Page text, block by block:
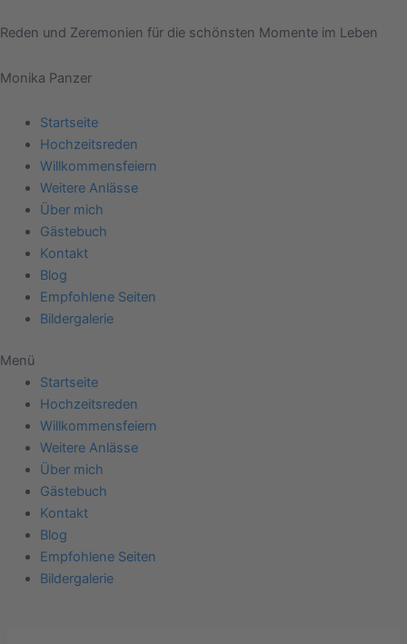
Inhalt
Reden und Zeremonien für die schönsten Momente im Leben
Monika Panzer
Startseite
Hochzeitsreden
Willkommensfeiern
Weitere Anlässe
Über mich
Gästebuch
Kontakt
Blog
Empfohlene Seiten
Bildergalerie
Menü
Startseite
Hochzeitsreden
Willkommensfeiern
Weitere Anlässe
Über mich
Gästebuch
Kontakt
Blog
Empfohlene Seiten
Bildergalerie
navigation